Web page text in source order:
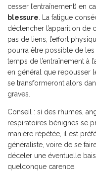
cesser l’entraînement) en
blessure . La fatigue
déclencher l’apparition de
pas de liens, l’effort
pourra être possible de
temps de l’entraînement à
en général que repousser
se transformeront alors
graves.
Conseil : si des rhumes,
respiratoires bénignes se
manière répétée, il est
généraliste, voire de se
déceler une éventuelle
quelconque carence.